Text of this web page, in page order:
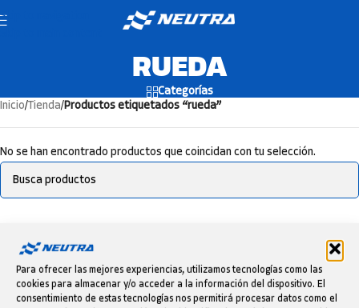
Para ofrecer las mejores experiencias, utilizamos tecnologías como las
cookies para almacenar y/o acceder a la información del dispositivo. El
consentimiento de estas tecnologías nos permitirá procesar datos como el
Skip to navigation
RUEDA
Categorías
Inicio/Tienda/Productos etiquetados “rueda”
No se han encontrado productos que coincidan con tu selección.